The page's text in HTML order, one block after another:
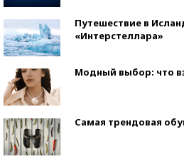
Путешествие в
«Интерстеллара»
Модный выбор: что
Самая трендовая